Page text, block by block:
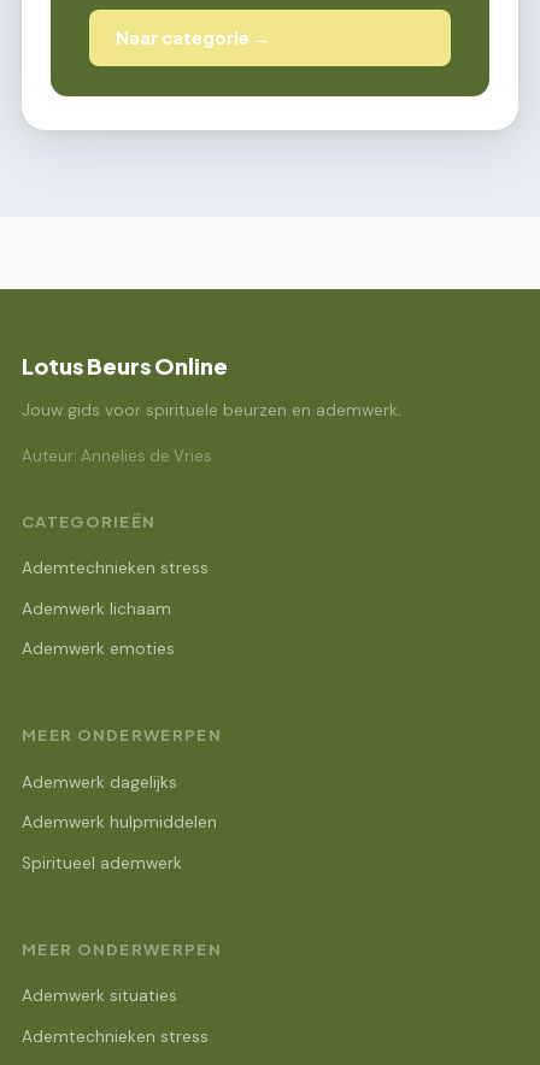
Naar categorie →
Lotus Beurs Online
Jouw gids voor spirituele beurzen en ademwerk.
Auteur: Annelies de Vries
CATEGORIEËN
Ademtechnieken stress
Ademwerk lichaam
Ademwerk emoties
MEER ONDERWERPEN
Ademwerk dagelijks
Ademwerk hulpmiddelen
Spiritueel ademwerk
MEER ONDERWERPEN
Ademwerk situaties
Ademtechnieken stress